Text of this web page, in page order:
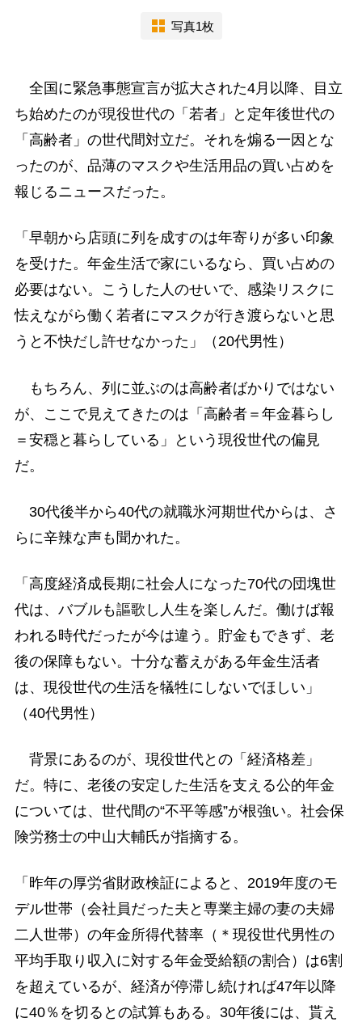
写真1枚
全国に緊急事態宣言が拡大された4月以降、目立
ち始めたのが現役世代の「若者」と定年後世代の
「高齢者」の世代間対立だ。それを煽る一因とな
ったのが、品薄のマスクや生活用品の買い占めを
報じるニュースだった。
「早朝から店頭に列を成すのは年寄りが多い印象
を受けた。年金生活で家にいるなら、買い占めの
必要はない。こうした人のせいで、感染リスクに
怯えながら働く若者にマスクが行き渡らないと思
うと不快だし許せなかった」（20代男性）
もちろん、列に並ぶのは高齢者ばかりではない
が、ここで見えてきたのは「高齢者＝年金暮らし
＝安穏と暮らしている」という現役世代の偏見
だ。
30代後半から40代の就職氷河期世代からは、さ
らに辛辣な声も聞かれた。
「高度経済成長期に社会人になった70代の団塊世
代は、バブルも謳歌し人生を楽しんだ。働けば報
われる時代だったが今は違う。貯金もできず、老
後の保障もない。十分な蓄えがある年金生活者
は、現役世代の生活を犠牲にしないでほしい」
（40代男性）
背景にあるのが、現役世代との「経済格差」
だ。特に、老後の安定した生活を支える公的年金
については、世代間の“不平等感”が根強い。社会保
険労務士の中山大輔氏が指摘する。
「昨年の厚労省財政検証によると、2019年度のモ
デル世帯（会社員だった夫と専業主婦の妻の夫婦
二人世帯）の年金所得代替率（＊現役世代男性の
平均手取り収入に対する年金受給額の割合）は6割
を超えているが、経済が停滞し続ければ47年以降
に40％を切るとの試算もある。30年後には、貰え